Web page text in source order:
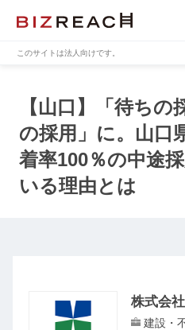
このサイトは法人向けです。
【山口】「待ち
の採用」に。 山口
着率100％の中途
いる理由とは
株式会
建設・